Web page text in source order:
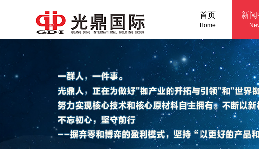
首页
Home
新闻